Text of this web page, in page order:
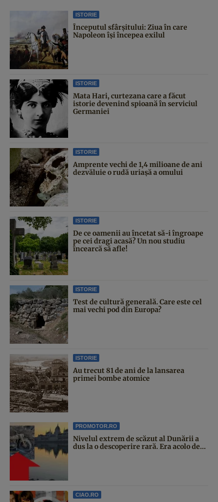
ISTORIE
Începutul sfârşitului: Ziua în care
Napoleon îşi începea exilul
ISTORIE
Mata Hari, curtezana care a făcut
istorie devenind spioană în serviciul
Germaniei
ISTORIE
Amprente vechi de 1,4 milioane de ani
dezvăluie o rudă uriașă a omului
ISTORIE
De ce oamenii au încetat să-i îngroape
pe cei dragi acasă? Un nou studiu
încearcă să afle!
ISTORIE
Test de cultură generală. Care este cel
mai vechi pod din Europa?
ISTORIE
Au trecut 81 de ani de la lansarea
primei bombe atomice
PROMOTOR.RO
Nivelul extrem de scăzut al Dunării a
dus la o descoperire rară. Era acolo de...
CIAO.RO